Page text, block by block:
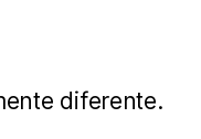
diferente.